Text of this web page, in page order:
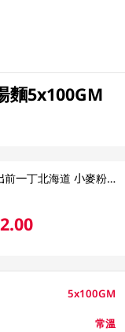
麵5x100GM
原箱出前一丁北海道 小麥粉雞白湯 500 GM
5x100GM
常溫